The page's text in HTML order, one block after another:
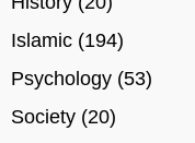
Islamic (194)
Psychology (53)
Society (20)